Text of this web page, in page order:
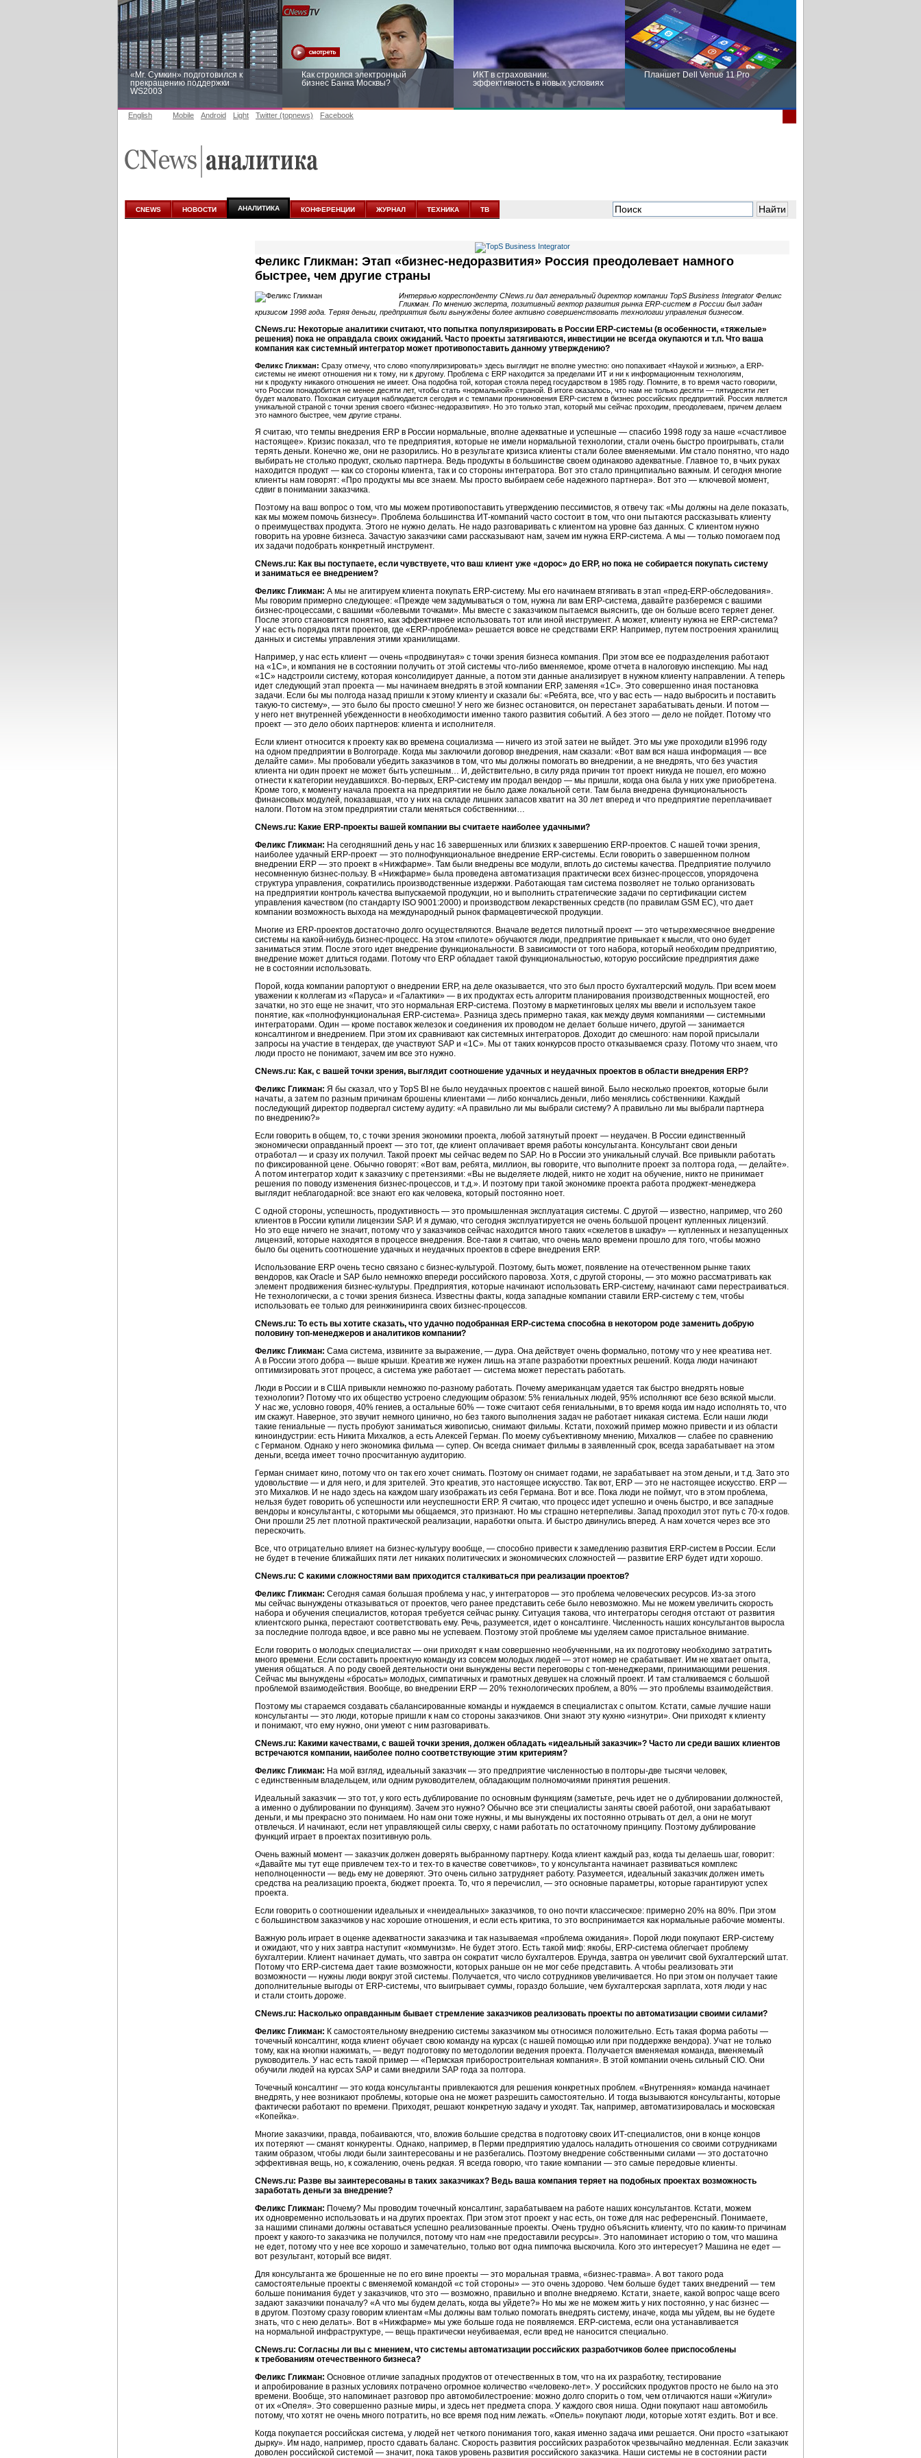
«Mr. Сумкин» подготовился к
прекращению поддержки
WS2003
Как строился электронный
бизнес Банка Москвы?
ИКТ в страховании:
эффективность в новых условиях
Планшет Dell Venue 11 Pro
аналитике
новых условиях
English Mobile Android Light Twitter (topnews) Facebook
CNEWS НОВОСТИ АНАЛИТИКА КОНФЕРЕНЦИИ ЖУРНАЛ ТЕХНИКА ТВ
Феликс Гликман: Этап «бизнес-недоразвития» Россия преодолевает намного
быстрее, чем другие страны
Интервью корреспонденту CNews.ru дал генеральный директор компании TopS Business Integrator Феликс
Гликман. По мнению эксперта, позитивный вектор развития рынка ERP-систем в России был задан
кризисом 1998 года. Теряя деньги, предприятия были вынуждены более активно совершенствовать технологии управления бизнесом.
CNews.ru: Некоторые аналитики считают, что попытка популяризировать в России ERP-системы (в особенности, «тяжелые»
решения) пока не оправдала своих ожиданий. Часто проекты затягиваются, инвестиции не всегда окупаются и т.п. Что ваша
компания как системный интегратор может противопоставить данному утверждению?
Феликс Гликман: Сразу отмечу, что слово «популяризировать» здесь выглядит не вполне уместно: оно попахивает «Наукой и жизнью», а ERP-
системы не имеют отношения ни к тому, ни к другому. Проблема с ERP находится за пределами ИТ и ни к информационным технологиям,
ни к продукту никакого отношения не имеет. Она подобна той, которая стояла перед государством в 1985 году. Помните, в то время часто говорили,
что России понадобится не менее десяти лет, чтобы стать «нормальной» страной. В итоге оказалось, что нам не только десяти — пятидесяти лет
будет маловато. Похожая ситуация наблюдается сегодня и с темпами проникновения ERP-систем в бизнес российских предприятий. Россия является
уникальной страной с точки зрения своего «бизнес-недоразвития». Но это только этап, который мы сейчас проходим, преодолеваем, причем делаем
это намного быстрее, чем другие страны.
Я считаю, что темпы внедрения ERP в России нормальные, вполне адекватные и успешные — спасибо 1998 году за наше «счастливое
настоящее». Кризис показал, что те предприятия, которые не имели нормальной технологии, стали очень быстро проигрывать, стали
терять деньги. Конечно же, они не разорились. Но в результате кризиса клиенты стали более вменяемыми. Им стало понятно, что надо
выбирать не столько продукт, сколько партнера. Ведь продукты в большинстве своем одинаково адекватные. Главное то, в чьих руках
находится продукт — как со стороны клиента, так и со стороны интегратора. Вот это стало принципиально важным. И сегодня многие
клиенты нам говорят: «Про продукты мы все знаем. Мы просто выбираем себе надежного партнера». Вот это — ключевой момент,
сдвиг в понимании заказчика.
Поэтому на ваш вопрос о том, что мы можем противопоставить утверждению пессимистов, я отвечу так: «Мы должны на деле показать,
как мы можем помочь бизнесу». Проблема большинства ИТ-компаний часто состоит в том, что они пытаются рассказывать клиенту
о преимуществах продукта. Этого не нужно делать. Не надо разговаривать с клиентом на уровне баз данных. С клиентом нужно
говорить на уровне бизнеса. Зачастую заказчики сами рассказывают нам, зачем им нужна ERP-система. А мы — только помогаем под
их задачи подобрать конкретный инструмент.
CNews.ru: Как вы поступаете, если чувствуете, что ваш клиент уже «дорос» до ERP, но пока не собирается покупать систему
и заниматься ее внедрением?
Феликс Гликман: А мы не агитируем клиента покупать ERP-систему. Мы его начинаем втягивать в этап «пред-ERP-обследования».
Мы говорим примерно следующее: «Прежде чем задумываться о том, нужна ли вам ERP-система, давайте разберемся с вашими
бизнес-процессами, с вашими «болевыми точками». Мы вместе с заказчиком пытаемся выяснить, где он больше всего теряет денег.
После этого становится понятно, как эффективнее использовать тот или иной инструмент. А может, клиенту нужна не ERP-система?
У нас есть порядка пяти проектов, где «ERP-проблема» решается вовсе не средствами ERP. Например, путем построения хранилищ
данных и системы управления этими хранилищами.
Например, у нас есть клиент — очень «продвинутая» с точки зрения бизнеса компания. При этом все ее подразделения работают
на «1С», и компания не в состоянии получить от этой системы что-либо вменяемое, кроме отчета в налоговую инспекцию. Мы над
«1С» надстроили систему, которая консолидирует данные, а потом эти данные анализирует в нужном клиенту направлении. А теперь
идет следующий этап проекта — мы начинаем внедрять в этой компании ERP, заменяя «1С». Это совершенно иная постановка
задачи. Если бы мы полгода назад пришли к этому клиенту и сказали бы: «Ребята, все, что у вас есть — надо выбросить и поставить
такую-то систему», — это было бы просто смешно! У него же бизнес остановится, он перестанет зарабатывать деньги. И потом —
у него нет внутренней убежденности в необходимости именно такого развития событий. А без этого — дело не пойдет. Потому что
проект — это дело обоих партнеров: клиента и исполнителя.
Если клиент относится к проекту как во времена социализма — ничего из этой затеи не выйдет. Это мы уже проходили в1996 году
на одном предприятии в Волгограде. Когда мы заключили договор внедрения, нам сказали: «Вот вам вся наша информация — все
делайте сами». Мы пробовали убедить заказчиков в том, что мы должны помогать во внедрении, а не внедрять, что без участия
клиента ни один проект не может быть успешным… И, действительно, в силу ряда причин тот проект никуда не пошел, его можно
отнести к категории неудавшихся. Во-первых, ERP-систему им продал вендор — мы пришли, когда она была у них уже приобретена.
Кроме того, к моменту начала проекта на предприятии не было даже локальной сети. Там была внедрена функциональность
финансовых модулей, показавшая, что у них на складе лишних запасов хватит на 30 лет вперед и что предприятие переплачивает
налоги. Потом на этом предприятии стали меняться собственники…
CNews.ru: Какие ERP-проекты вашей компании вы считаете наиболее удачными?
Феликс Гликман: На сегодняшний день у нас 16 завершенных или близких к завершению ERP-проектов. С нашей точки зрения,
наиболее удачный ERP-проект — это полнофункциональное внедрение ERP-системы. Если говорить о завершенном полном
внедрении ERP — это проект в «Нижфарме». Там были внедрены все модули, вплоть до системы качества. Предприятие получило
несомненную бизнес-пользу. В «Нижфарме» была проведена автоматизация практически всех бизнес-процессов, упорядочена
структура управления, сократились производственные издержки. Работающая там система позволяет не только организовать
на предприятии контроль качества выпускаемой продукции, но и выполнить стратегические задачи по сертификации систем
управления качеством (по стандарту ISO 9001:2000) и производством лекарственных средств (по правилам GSM EC), что дает
компании возможность выхода на международный рынок фармацевтической продукции.
Многие из ERP-проектов достаточно долго осуществляются. Вначале ведется пилотный проект — это четырехмесячное внедрение
системы на какой-нибудь бизнес-процесс. На этом «пилоте» обучаются люди, предприятие привыкает к мысли, что оно будет
заниматься этим. После этого идет внедрение функциональности. В зависимости от того набора, который необходим предприятию,
внедрение может длиться годами. Потому что ERP обладает такой функциональностью, которую российские предприятия даже
не в состоянии использовать.
Порой, когда компании рапортуют о внедрении ERP, на деле оказывается, что это был просто бухгалтерский модуль. При всем моем
уважении к коллегам из «Паруса» и «Галактики» — в их продуктах есть алгоритм планирования производственных мощностей, его
зачатки, но это еще не значит, что это нормальная ERP-система. Поэтому в маркетинговых целях мы ввели и используем такое
понятие, как «полнофункциональная ERP-система». Разница здесь примерно такая, как между двумя компаниями — системными
интеграторами. Один — кроме поставок железок и соединения их проводом не делает больше ничего, другой — занимается
консалтингом и внедрением. При этом их сравнивают как системных интеграторов. Доходит до смешного: нам порой присылали
запросы на участие в тендерах, где участвуют SAP и «1С». Мы от таких конкурсов просто отказываемся сразу. Потому что знаем, что
люди просто не понимают, зачем им все это нужно.
CNews.ru: Как, с вашей точки зрения, выглядит соотношение удачных и неудачных проектов в области внедрения ERP?
Феликс Гликман: Я бы сказал, что у TopS BI не было неудачных проектов с нашей виной. Было несколько проектов, которые были
начаты, а затем по разным причинам брошены клиентами — либо кончались деньги, либо менялись собственники. Каждый
последующий директор подвергал систему аудиту: «А правильно ли мы выбрали систему? А правильно ли мы выбрали партнера
по внедрению?»
Если говорить в общем, то, с точки зрения экономики проекта, любой затянутый проект — неудачен. В России единственный
экономически оправданный проект — это тот, где клиент оплачивает время работы консультанта. Консультант свои деньги
отработал — и сразу их получил. Такой проект мы сейчас ведем по SAP. Но в России это уникальный случай. Все привыкли работать
по фиксированной цене. Обычно говорят: «Вот вам, ребята, миллион, вы говорите, что выполните проект за полтора года, — делайте».
А потом интегратор ходит к заказчику с претензиями: «Вы не выделяете людей, никто не ходит на обучение, никто не принимает
решения по поводу изменения бизнес-процессов, и т.д.». И поэтому при такой экономике проекта работа проджект-менеджера
выглядит неблагодарной: все знают его как человека, который постоянно ноет.
С одной стороны, успешность, продуктивность — это промышленная эксплуатация системы. С другой — известно, например, что 260
клиентов в России купили лицензии SAP. И я думаю, что сегодня эксплуатируется не очень большой процент купленных лицензий.
Но это еще ничего не значит, потому что у заказчиков сейчас находится много таких «скелетов в шкафу» — купленных и незапущенных
лицензий, которые находятся в процессе внедрения. Все-таки я считаю, что очень мало времени прошло для того, чтобы можно
было бы оценить соотношение удачных и неудачных проектов в сфере внедрения ERP.
Использование ERP очень тесно связано с бизнес-культурой. Поэтому, быть может, появление на отечественном рынке таких
вендоров, как Oracle и SAP было немножко впереди российского паровоза. Хотя, с другой стороны, — это можно рассматривать как
элемент продвижения бизнес-культуры. Предприятия, которые начинают использовать ERP-систему, начинают сами перестраиваться.
Не технологически, а с точки зрения бизнеса. Известны факты, когда западные компании ставили ERP-систему с тем, чтобы
использовать ее только для реинжиниринга своих бизнес-процессов.
CNews.ru: То есть вы хотите сказать, что удачно подобранная ERP-система способна в некотором роде заменить добрую
половину топ-менеджеров и аналитиков компании?
Феликс Гликман: Сама система, извините за выражение, — дура. Она действует очень формально, потому что у нее креатива нет.
А в России этого добра — выше крыши. Креатив же нужен лишь на этапе разработки проектных решений. Когда люди начинают
оптимизировать этот процесс, а система уже работает — система может перестать работать.
Люди в России и в США привыкли немножко по-разному работать. Почему американцам удается так быстро внедрять новые
технологии? Потому что их общество устроено следующим образом: 5% гениальных людей, 95% исполняют все безо всякой мысли.
У нас же, условно говоря, 40% гениев, а остальные 60% — тоже считают себя гениальными, в то время когда им надо исполнять то, что
им скажут. Наверное, это звучит немного цинично, но без такого выполнения задач не работает никакая система. Если наши люди
такие гениальные — пусть пробуют заниматься живописью, снимают фильмы. Кстати, похожий пример можно привести и из области
киноиндустрии: есть Никита Михалков, а есть Алексей Герман. По моему субъективному мнению, Михалков — слабее по сравнению
с Германом. Однако у него экономика фильма — супер. Он всегда снимает фильмы в заявленный срок, всегда зарабатывает на этом
деньги, всегда имеет точно просчитанную аудиторию.
Герман снимает кино, потому что он так его хочет снимать. Поэтому он снимает годами, не зарабатывает на этом деньги, и т.д. Зато это
удовольствие — и для него, и для зрителей. Это креатив, это настоящее искусство. Так вот, ERP — это не настоящее искусство. ERP —
это Михалков. И не надо здесь на каждом шагу изображать из себя Германа. Вот и все. Пока люди не поймут, что в этом проблема,
нельзя будет говорить об успешности или неуспешности ERP. Я считаю, что процесс идет успешно и очень быстро, и все западные
вендоры и консультанты, с которыми мы общаемся, это признают. Но мы страшно нетерпеливы. Запад проходил этот путь с 70-х годов.
Они прошли 25 лет плотной практической реализации, наработки опыта. И быстро двинулись вперед. А нам хочется через все это
перескочить.
Все, что отрицательно влияет на бизнес-культуру вообще, — способно привести к замедлению развития ERP-систем в России. Если
не будет в течение ближайших пяти лет никаких политических и экономических сложностей — развитие ERP будет идти хорошо.
CNews.ru: С какими сложностями вам приходится сталкиваться при реализации проектов?
Феликс Гликман: Сегодня самая большая проблема у нас, у интеграторов — это проблема человеческих ресурсов. Из-за этого
мы сейчас вынуждены отказываться от проектов, чего ранее представить себе было невозможно. Мы не можем увеличить скорость
набора и обучения специалистов, которая требуется сейчас рынку. Ситуация такова, что интеграторы сегодня отстают от развития
клиентского рынка, перестают соответствовать ему. Речь, разумеется, идет о консалтинге. Численность наших консультантов выросла
за последние полгода вдвое, и все равно мы не успеваем. Поэтому этой проблеме мы уделяем самое пристальное внимание.
Если говорить о молодых специалистах — они приходят к нам совершенно необученными, на их подготовку необходимо затратить
много времени. Если составить проектную команду из совсем молодых людей — этот номер не срабатывает. Им не хватает опыта,
умения общаться. А по роду своей деятельности они вынуждены вести переговоры с топ-менеджерами, принимающими решения.
Сейчас мы вынуждены «бросать» молодых, симпатичных и грамотных девушек на сложный проект. И там сталкиваемся с большой
проблемой взаимодействия. Вообще, во внедрении ERP — 20% технологических проблем, а 80% — это проблемы взаимодействия.
Поэтому мы стараемся создавать сбалансированные команды и нуждаемся в специалистах с опытом. Кстати, самые лучшие наши
консультанты — это люди, которые пришли к нам со стороны заказчиков. Они знают эту кухню «изнутри». Они приходят к клиенту
и понимают, что ему нужно, они умеют с ним разговаривать.
CNews.ru: Какими качествами, с вашей точки зрения, должен обладать «идеальный заказчик»? Часто ли среди ваших клиентов
встречаются компании, наиболее полно соответствующие этим критериям?
Феликс Гликман: На мой взгляд, идеальный заказчик — это предприятие численностью в полторы-две тысячи человек,
с единственным владельцем, или одним руководителем, обладающим полномочиями принятия решения.
Идеальный заказчик — это тот, у кого есть дублирование по основным функциям (заметьте, речь идет не о дублировании должностей,
а именно о дублировании по функциям). Зачем это нужно? Обычно все эти специалисты заняты своей работой, они зарабатывают
деньги, и мы прекрасно это понимаем. Но нам они тоже нужны, и мы вынуждены их постоянно отрывать от дел, а они не могут
отвлечься. И начинают, если нет управляющей силы сверху, с нами работать по остаточному принципу. Поэтому дублирование
функций играет в проектах позитивную роль.
Очень важный момент — заказчик должен доверять выбранному партнеру. Когда клиент каждый раз, когда ты делаешь шаг, говорит:
«Давайте мы тут еще привлечем тех-то и тех-то в качестве советчиков», то у консультанта начинает развиваться комплекс
неполноценности — ведь ему не доверяют. Это очень сильно затрудняет работу. Разумеется, идеальный заказчик должен иметь
средства на реализацию проекта, бюджет проекта. То, что я перечислил, — это основные параметры, которые гарантируют успех
проекта.
Если говорить о соотношении идеальных и «неидеальных» заказчиков, то оно почти классическое: примерно 20% на 80%. При этом
с большинством заказчиков у нас хорошие отношения, и если есть критика, то это воспринимается как нормальные рабочие моменты.
Важную роль играет в оценке адекватности заказчика и так называемая «проблема ожидания». Порой люди покупают ERP-систему
и ожидают, что у них завтра наступит «коммунизм». Не будет этого. Есть такой миф: якобы, ERP-система облегчает проблему
бухгалтерии. Клиент начинает думать, что завтра он сократит число бухгалтеров. Ерунда, завтра он увеличит свой бухгалтерский штат.
Потому что ERP-система дает такие возможности, которых раньше он не мог себе представить. А чтобы реализовать эти
возможности — нужны люди вокруг этой системы. Получается, что число сотрудников увеличивается. Но при этом он получает такие
дополнительные выгоды от ERP-системы, что выигрывает суммы, гораздо большие, чем бухгалтерская зарплата, хотя люди у нас
и стали стоить дороже.
CNews.ru: Насколько оправданным бывает стремление заказчиков реализовать проекты по автоматизации своими силами?
Феликс Гликман: К самостоятельному внедрению системы заказчиком мы относимся положительно. Есть такая форма работы —
точечный консалтинг, когда клиент обучает свою команду на курсах (с нашей помощью или при поддержке вендора). Учат не только
тому, как на кнопки нажимать, — ведут подготовку по методологии ведения проекта. Получается вменяемая команда, вменяемый
руководитель. У нас есть такой пример — «Пермская приборостроительная компания». В этой компании очень сильный CIO. Они
обучили людей на курсах SAP и сами внедрили SAP года за полтора.
Точечный консалтинг — это когда консультанты привлекаются для решения конкретных проблем. «Внутренняя» команда начинает
внедрять, у нее возникают проблемы, которые она не может разрешить самостоятельно. И тогда вызываются консультанты, которые
фактически работают по времени. Приходят, решают конкретную задачу и уходят. Так, например, автоматизировалась и московская
«Копейка».
Многие заказчики, правда, побаиваются, что, вложив большие средства в подготовку своих ИТ-специалистов, они в конце концов
их потеряют — сманят конкуренты. Однако, например, в Перми предприятию удалось наладить отношения со своими сотрудниками
таким образом, чтобы люди были заинтересованы и не разбегались. Поэтому внедрение собственными силами — это достаточно
эффективная вещь, но, к сожалению, очень редкая. Я всегда говорю, что такие компании — это самые передовые клиенты.
CNews.ru: Разве вы заинтересованы в таких заказчиках? Ведь ваша компания теряет на подобных проектах возможность
заработать деньги за внедрение?
Феликс Гликман: Почему? Мы проводим точечный консалтинг, зарабатываем на работе наших консультантов. Кстати, можем
их одновременно использовать и на других проектах. При этом этот проект у нас есть, он тоже для нас референсный. Понимаете,
за нашими спинами должны оставаться успешно реализованные проекты. Очень трудно объяснить клиенту, что по каким-то причинам
проект у какого-то заказчика не получился, потому что нам «не предоставили ресурсы». Это напоминает историю о том, что машина
не едет, потому что у нее все хорошо и замечательно, только вот одна пимпочка выскочила. Кого это интересует? Машина не едет —
вот результант, который все видят.
Для консультанта же брошенные не по его вине проекты — это моральная травма, «бизнес-травма». А вот такого рода
самостоятельные проекты с вменяемой командой «с той стороны» — это очень здорово. Чем больше будет таких внедрений — тем
больше понимания будет у заказчиков, что это — возможно, правильно и вполне внедряемо. Кстати, знаете, какой вопрос чаще всего
задают заказчики поначалу? «А что мы будем делать, когда вы уйдете?» Но мы же не можем жить у них постоянно, у нас бизнес —
в другом. Поэтому сразу говорим клиентам «Мы должны вам только помогать внедрять систему, иначе, когда мы уйдем, вы не будете
знать, что с нею делать». Вот в «Нижфарме» мы уже больше года не появляемся. ERP-система, если она устанавливается
на нормальной инфраструктуре, — вещь практически неубиваемая, если вред не наносится специально.
CNews.ru: Согласны ли вы с мнением, что системы автоматизации российских разработчиков более приспособлены
к требованиям отечественного бизнеса?
Феликс Гликман: Основное отличие западных продуктов от отечественных в том, что на их разработку, тестирование
и апробирование в разных условиях потрачено огромное количество «человеко-лет». У российских продуктов просто не было на это
времени. Вообще, это напоминает разговор про автомобилестроение: можно долго спорить о том, чем отличаются наши «Жигули»
от их «Опеля». Это совершенно разные миры, и здесь нет предмета спора. У каждого своя ниша. Одни покупают наш автомобиль
потому, что хотят не очень много потратить, но все время под ним лежать. «Опель» покупают люди, которые хотят ездить. Вот и все.
Когда покупается российская система, у людей нет четкого понимания того, какая именно задача ими решается. Они просто «затыкают
дырку». Им надо, например, просто сдавать баланс. Скорость развития российских разработок чрезвычайно медленная. Если заказчик
доволен российской системой — значит, пока таков уровень развития российского заказчика. Наши системы не в состоянии расти